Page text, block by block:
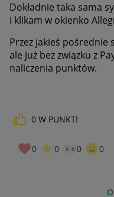
Dokładnie taka sama
i klikam w okienko
Przez jakieś
ale już bez związku z
naliczenia punktów.
0 W PUNKT!
0 0 0 0